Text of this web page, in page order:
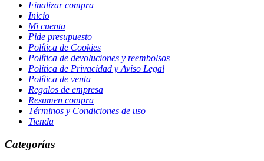
Finalizar compra
Inicio
Mi cuenta
Pide presupuesto
Política de Cookies
Política de devoluciones y reembolsos
Política de Privacidad y Aviso Legal
Política de venta
Regalos de empresa
Resumen compra
Términos y Condiciones de uso
Tienda
Categorías